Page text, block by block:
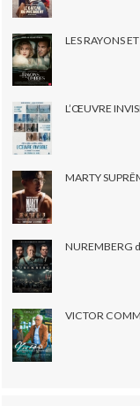
LES RAYONS
L’ŒUVRE
MARTY
NUREMBERG
VICTOR